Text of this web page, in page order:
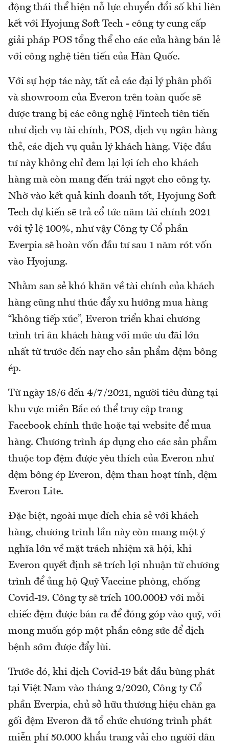
động thái thể hiện nỗ lực chuyển đổi số khi liên
kết với Hyojung Soft Tech - công ty cung cấp
giải pháp POS tổng thể cho các cửa hàng bán lẻ
với công nghệ tiên tiến của Hàn Quốc.
Với sự hợp tác này, tất cả các đại lý phân phối
và showroom của Everon trên toàn quốc sẽ
được trang bị các công nghệ Fintech tiên tiến
như dịch vụ tài chính, POS, dịch vụ ngân hàng
thẻ, các dịch vụ quản lý khách hàng. Việc đầu
tư này không chỉ đem lại lợi ích cho khách
hàng mà còn mang đến trái ngọt cho công ty.
Nhờ vào kết quả kinh doanh tốt, Hyojung Soft
Tech dự kiến sẽ trả cổ tức năm tài chính 2021
với tỷ lệ 100%, như vậy Công ty Cổ phần
Everpia sẽ hoàn vốn đầu tư sau 1 năm rót vốn
vào Hyojung.
Nhằm san sẻ khó khăn về tài chính của khách
hàng cũng như thúc đẩy xu hướng mua hàng
“không tiếp xúc”, Everon triển khai chương
trình tri ân khách hàng với mức ưu đãi lớn
nhất từ trước đến nay cho sản phẩm đệm bông
ép.
Từ ngày 18/6 đến 4/7/2021, người tiêu dùng tại
khu vực miền Bắc có thể truy cập trang
Facebook chính thức hoặc tại website để mua
hàng. Chương trình áp dụng cho các sản phẩm
thuộc top đệm được yêu thích của Everon như
đệm bông ép Everon, đệm than hoạt tính, đệm
Everon Lite.
Đặc biệt, ngoài mục đích chia sẻ với khách
hàng, chương trình lần này còn mang một ý
nghĩa lớn về mặt trách nhiệm xã hội, khi
Everon quyết định sẽ trích lợi nhuận từ chương
trình để ủng hộ Quỹ Vaccine phòng, chống
Covid-19. Công ty sẽ trích 100.000Đ với mỗi
chiếc đệm được bán ra để đóng góp vào quỹ, với
mong muốn góp một phần công sức để dịch
bệnh sớm được đẩy lùi.
Trước đó, khi dịch Covid-19 bắt đầu bùng phát
tại Việt Nam vào tháng 2/2020, Công ty Cổ
phần Everpia, chủ sở hữu thương hiệu chăn ga
gối đệm Everon đã tổ chức chương trình phát
miễn phí 50.000 khẩu trang vải cho người dân